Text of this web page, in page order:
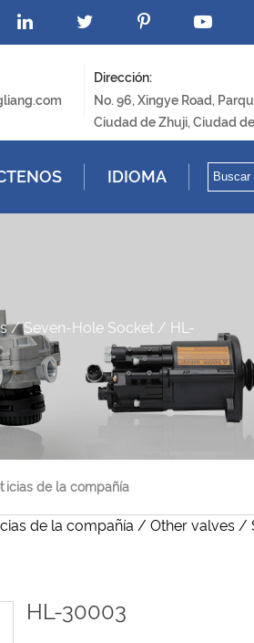
Dirección:
No. 96, Xingye Road,
Ciudad de Zhuji, Ciudad
IDIOMA
/Seven-Hole Socket / HL-
de la compañía
de la compañía / Other valves /
HL-30003